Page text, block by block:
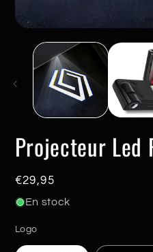
média
une
modale
Projecteur Led
Prix
habituel
€29,95
En stock
Logo